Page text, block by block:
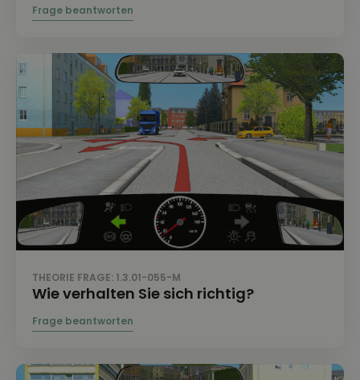
THEORIE FRAGE: 1.3.01-055-M
Wie verhalten Sie sich richtig?